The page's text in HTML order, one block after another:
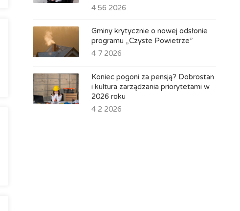
4 56 2026
Gminy krytycznie o nowej odsłonie
programu „Czyste Powietrze”
4 7 2026
Koniec pogoni za pensją? Dobrostan
i kultura zarządzania priorytetami w
2026 roku
4 2 2026